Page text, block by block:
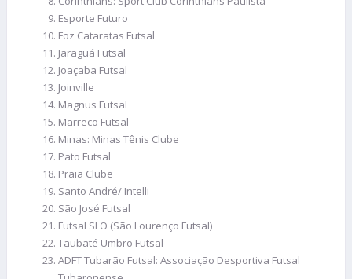
Esporte Futuro
Foz Cataratas Futsal
Jaraguá Futsal
Joaçaba Futsal
Joinville
Magnus Futsal
Marreco Futsal
Minas: Minas Tênis Clube
Pato Futsal
Praia Clube
Santo André/ Intelli
São José Futsal
Futsal SLO (São Lourenço Futsal)
Taubaté Umbro Futsal
ADFT Tubarão Futsal: Associação Desportiva Futsal